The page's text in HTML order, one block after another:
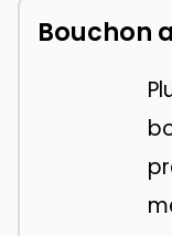
Bouchon